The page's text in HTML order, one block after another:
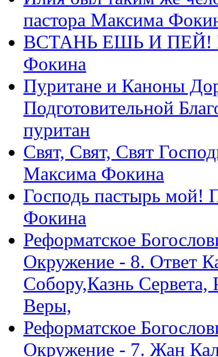
пастора Максима
ВСТАНЬ ЕШЬ И ПЕЙ!
Фокина
Пуритане и Каноны
Подготовительной
пуритан
Свят, Свят, Свят
Максима Фокина
Господь пастырь мой!
Фокина
Реформатское
Окружение - 8. Ответ
Собору,Казнь Сервета,
Веры,
Реформатское
Окружение - 7. Жан